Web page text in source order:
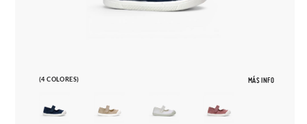
(4 COLORES) MÁS INFO